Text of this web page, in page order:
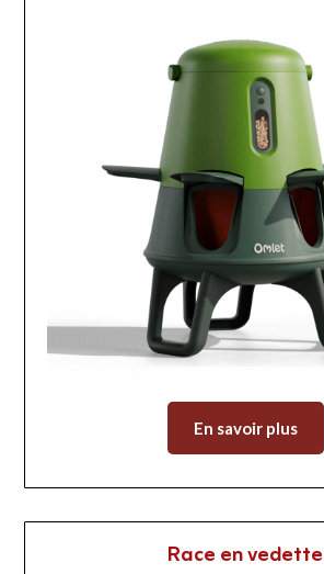
En savoir plus
Race en vedette